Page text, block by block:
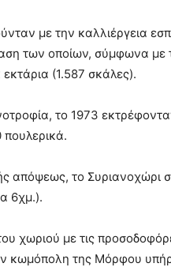
με την καλλιέργεια
των οποίων, σύμφωνα
(1.587 σκάλες).
το 1973
απόψεως, το Συριανοχώρι
6χμ.).
χωριού με τις
κωμόπολη της Μόρφου